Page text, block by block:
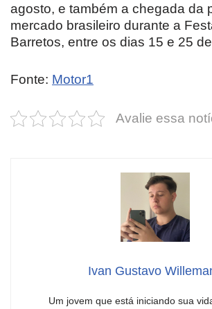
agosto, e também a chegada da
mercado brasileiro durante a
Barretos, entre os dias 15 e 25
Fonte: Motor1
Avalie essa
Ivan Gustavo
Um jovem que está iniciando sua